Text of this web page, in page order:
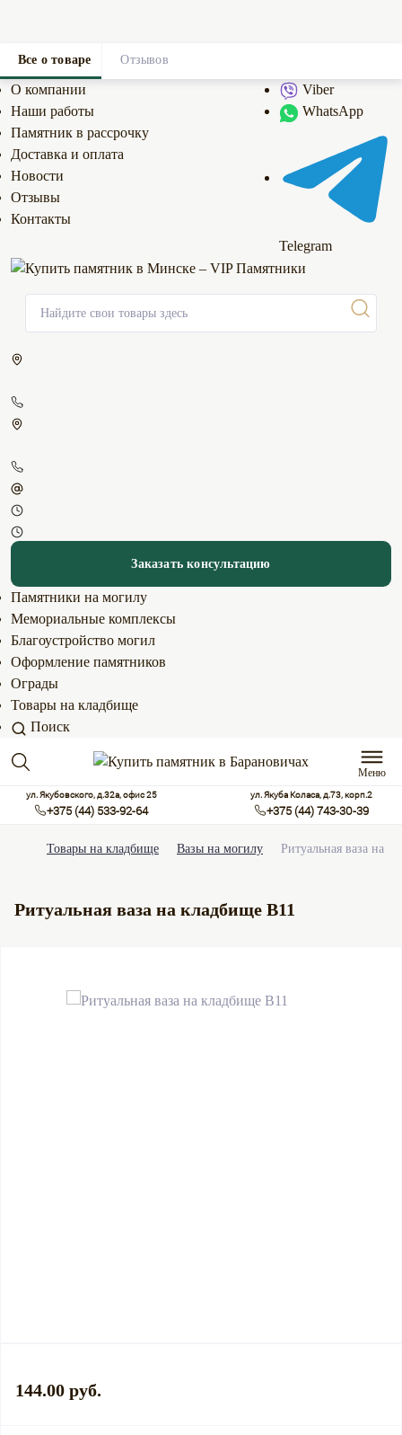
О компании
Наши работы
Памятник в рассрочку
Доставка и оплата
Новости
Отзывы
Контакты
Viber
WhatsApp
Telegram
Заказать консультацию
Памятники на могилу
Мемориальные комплексы
Благоустройство могил
Оформление памятников
Ограды
Товары на кладбище
Поиск
Меню
ул. Якубовского, д.32а, офис 25
+375 (44) 533-92-64
ул. Якуба Коласа, д.73, корп.2
+375 (44) 743-30-39
Товары на кладбище Вазы на могилу Ритуальная ваза на
Ритуальная ваза на кладбище В11
Все о товаре Отзывов
144.00 руб.